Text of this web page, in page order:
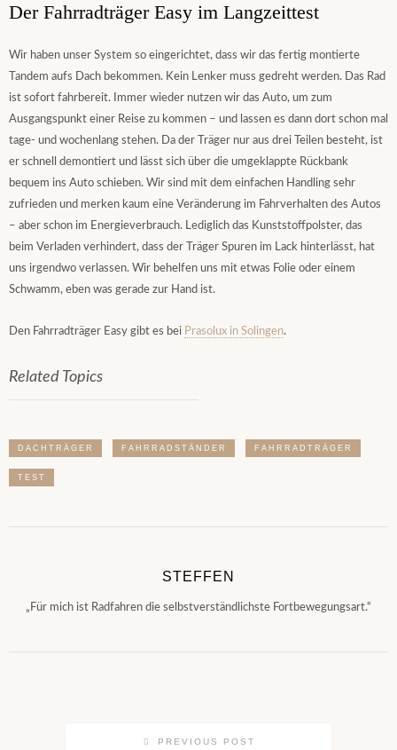
Der Fahrradträger Easy im Langzeittest
Wir haben unser System so eingerichtet, dass wir das fertig montierte
Tandem aufs Dach bekommen. Kein Lenker muss gedreht werden. Das Rad
ist sofort fahrbereit. Immer wieder nutzen wir das Auto, um zum
Ausgangspunkt einer Reise zu kommen – und lassen es dann dort schon mal
tage- und wochenlang stehen. Da der Träger nur aus drei Teilen besteht, ist
er schnell demontiert und lässt sich über die umgeklappte Rückbank
bequem ins Auto schieben. Wir sind mit dem einfachen Handling sehr
zufrieden und merken kaum eine Veränderung im Fahrverhalten des Autos
– aber schon im Energieverbrauch. Lediglich das Kunststoffpolster, das
beim Verladen verhindert, dass der Träger Spuren im Lack hinterlässt, hat
uns irgendwo verlassen. Wir behelfen uns mit etwas Folie oder einem
Schwamm, eben was gerade zur Hand ist.
Den Fahrradträger Easy gibt es bei Prasolux in Solingen.
Related Topics
DACHTRÄGER FAHRRADSTÄNDER FAHRRADTRÄGER
TEST
STEFFEN
„Für mich ist Radfahren die selbstverständlichste Fortbewegungsart.“
PREVIOUS POST